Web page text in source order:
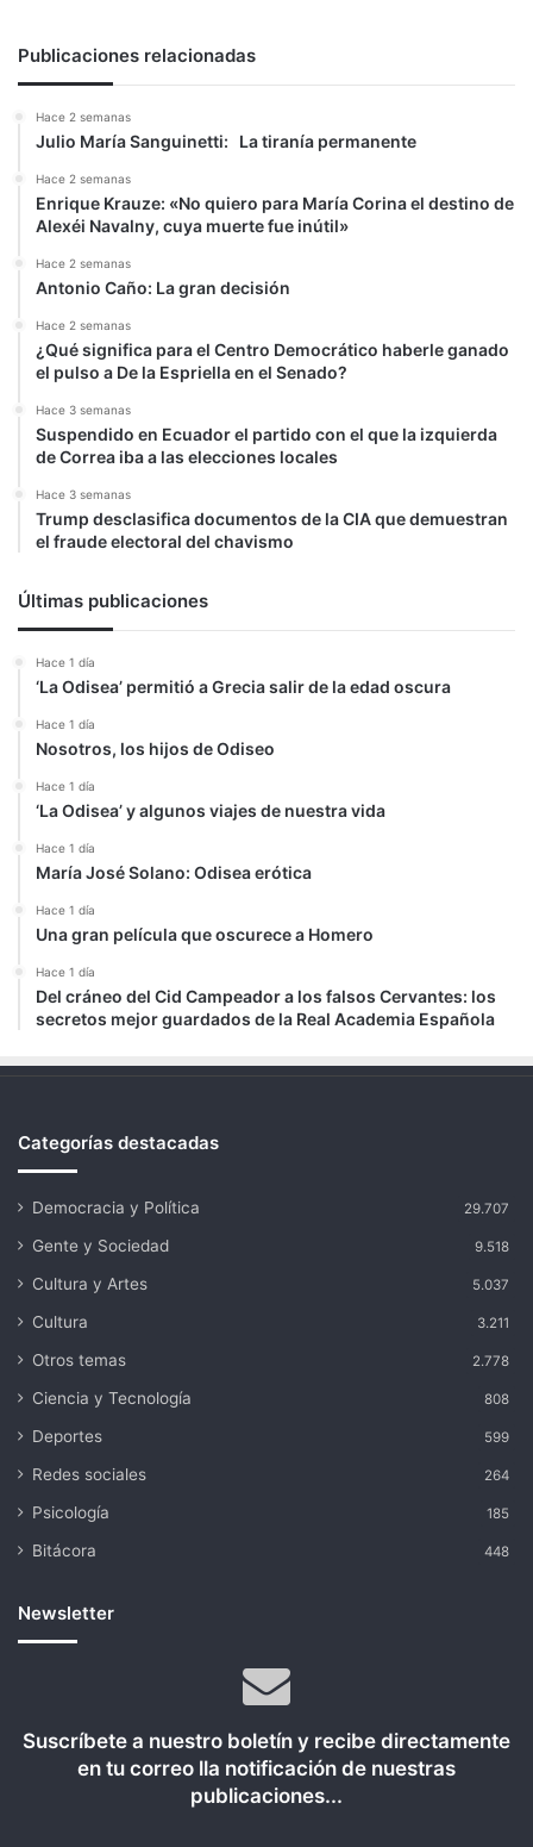
Publicaciones relacionadas
Hace 2 semanas
Julio María Sanguinetti: La tiranía permanente
Hace 2 semanas
Enrique Krauze: «No quiero para María Corina el destino de
Alexéi Navalny, cuya muerte fue inútil»
Hace 2 semanas
Antonio Caño: La gran decisión
Hace 2 semanas
¿Qué significa para el Centro Democrático haberle ganado
el pulso a De la Espriella en el Senado?
Hace 3 semanas
Suspendido en Ecuador el partido con el que la izquierda
de Correa iba a las elecciones locales
Hace 3 semanas
Trump desclasifica documentos de la CIA que demuestran
el fraude electoral del chavismo
Últimas publicaciones
Hace 1 día
‘La Odisea’ permitió a Grecia salir de la edad oscura
Hace 1 día
Nosotros, los hijos de Odiseo
Hace 1 día
‘La Odisea’ y algunos viajes de nuestra vida
Hace 1 día
María José Solano: Odisea erótica
Hace 1 día
Una gran película que oscurece a Homero
Hace 1 día
Del cráneo del Cid Campeador a los falsos Cervantes: los
secretos mejor guardados de la Real Academia Española
Categorías destacadas
Democracia y Política 29.707
Gente y Sociedad 9.518
Cultura y Artes 5.037
Cultura 3.211
Otros temas 2.778
Ciencia y Tecnología 808
Deportes 599
Redes sociales 264
Psicología 185
Bitácora 448
Newsletter
Suscríbete a nuestro boletín y recibe directamente
en tu correo lla notificación de nuestras
publicaciones...